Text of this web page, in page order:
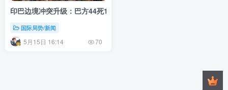
印巴边境冲突升级：巴方44死118伤，印军被指违反停火协议
国际局势/新闻
5月15日 16:14 70